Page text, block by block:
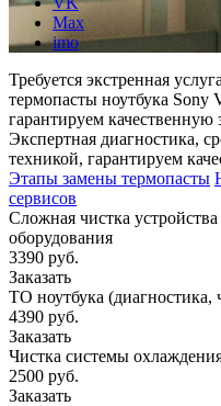
Max
imo
Требуется экстренная
термопасты ноутбука
гарантируем
Экспертная диагностика,
техникой, гарантируем
Этапы замены термопасты
сервисов
Сложная чистка
оборудования
3390 руб.
Заказать
ТО ноутбука (диагностика,
4390 руб.
Заказать
Чистка системы
2500 руб.
Заказать